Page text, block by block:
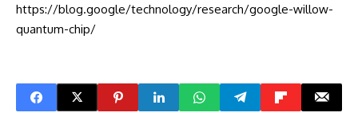
https://blog.google/technology/research/google-willow-
quantum-chip/